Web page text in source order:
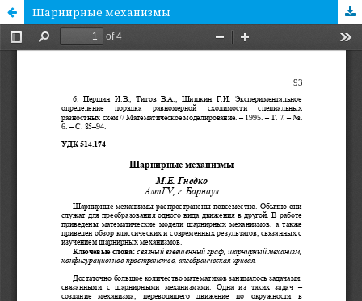
Шарнирные механизмы